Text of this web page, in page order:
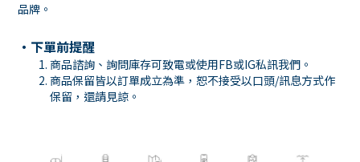
品牌。
・下單前提醒
商品諮詢、詢問庫存可致電或使用FB或IG私訊我們。
商品保留皆以訂單成立為準，恕不接受以口頭/訊息方式作
保留，還請見諒。